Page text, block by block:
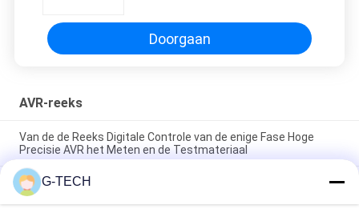
Doorgaan
AVR-reeks
Van de de Reeks Digitale Controle van de enige Fase Hoge
Precisie AVR het Meten en de Testmateriaal
De automatische Reeks van de Voltageregelgever AVR,
LED/LCD-Vertonings Elektrische Stabilisator voor Huis
G-TECH